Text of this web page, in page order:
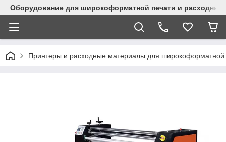
Оборудование для широкоформатной печати и
Принтеры и расходные материалы для широкоформатной